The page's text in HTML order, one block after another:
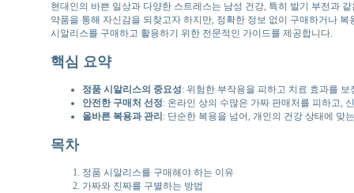
현대인의 바쁜 일상과 다양한 스트레스는 남성 건강, 특히 발기 부전과
약품을 통해 자신감을 되찾고자 하지만, 정확한 정보 없이 구매하거나
시알리스를 구매하고 활용하기 위한 전문적인 가이드를 제공합니다.
핵심 요약
정품 시알리스의 중요성: 위험한 부작용을 피하고 치료 효과를
안전한 구매처 선정: 온라인 상의 수많은 가짜 판매처를 피하고,
올바른 복용과 관리 : 단순한 복용을 넘어, 개인의 건강 상태에 맞
목차
정품 시알리스를 구매해야 하는 이유
가짜와 진짜를 구별하는 방법